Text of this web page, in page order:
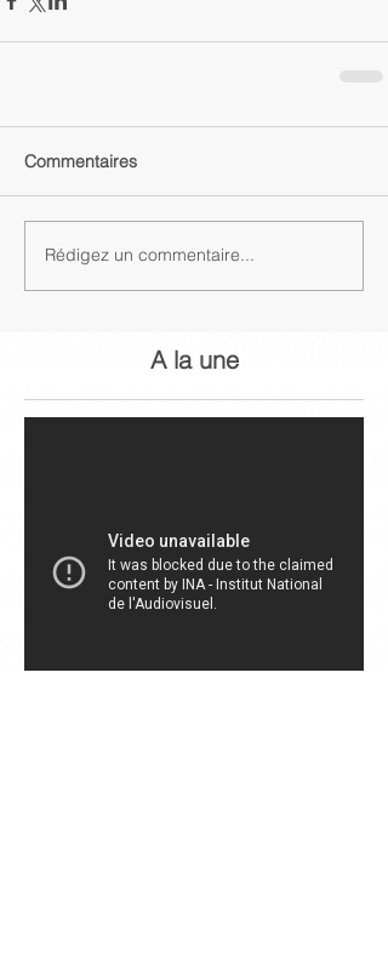
Commentaires
Rédigez un commentaire...
A la une